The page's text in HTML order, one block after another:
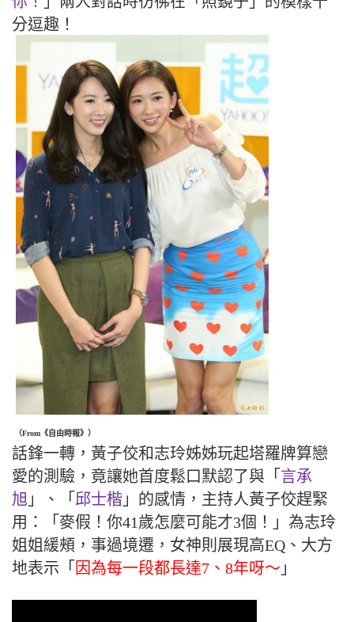
分逗趣！
（From《自由時報》）
話鋒一轉，黃子佼和志玲姊姊玩起塔羅牌算戀
愛的測驗，竟讓她首度鬆口默認了與「 言承
旭 」、「 邱士楷」的感情，主持人黃子佼趕緊
用：「麥假！你41歲怎麼可能才3個！」為志玲
姐姐緩頰，事過境遷，女神則展現高EQ、大方
地表示「 因為每一段都長達7、8年呀～ 」